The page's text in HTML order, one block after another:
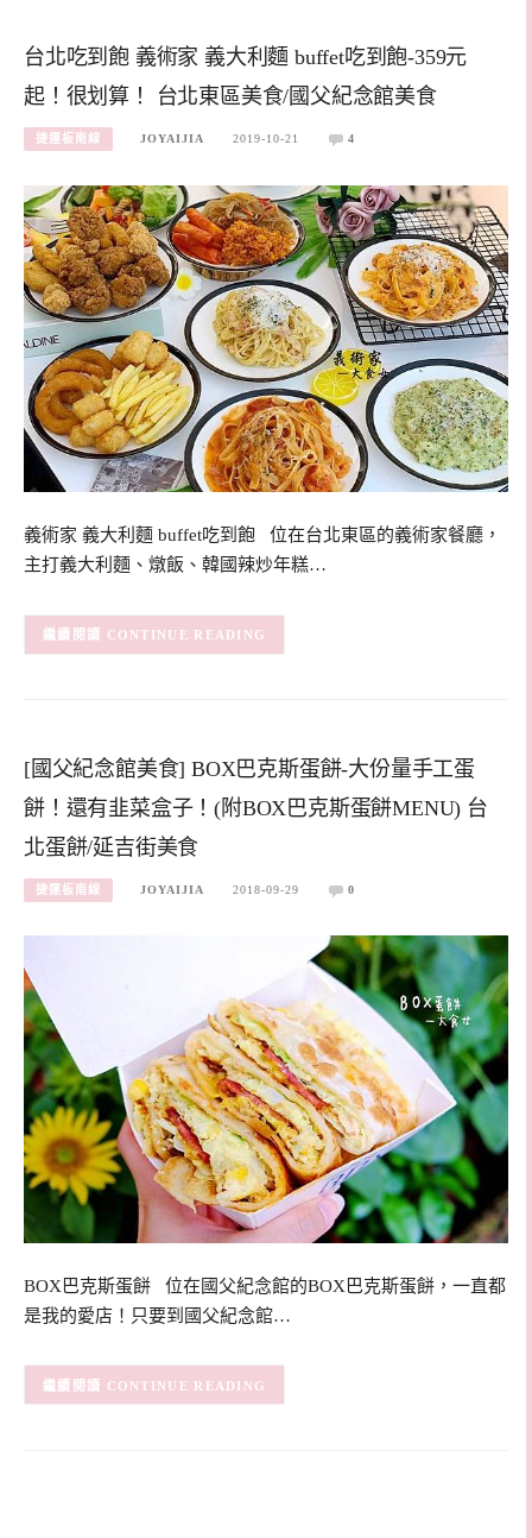
台北吃到飽 義術家 義大利麵 buffet吃到飽-359元
起！很划算！ 台北東區美食/國父紀念館美食
捷運板南線 JOYAIJIA 2019-10-21 4
義術家 義大利麵 buffet吃到飽 位在台北東區的義術家餐廳，
主打義大利麵、燉飯、韓國辣炒年糕…
CONTINUE READING
[國父紀念館美食] BOX巴克斯蛋餅-大份量手工蛋
餅！還有韭菜盒子！(附BOX巴克斯蛋餅MENU) 台
北蛋餅/延吉街美食
捷運板南線 JOYAIJIA 2018-09-29 0
BOX巴克斯蛋餅 位在國父紀念館的BOX巴克斯蛋餅，一直都
是我的愛店！只要到國父紀念館…
CONTINUE READING